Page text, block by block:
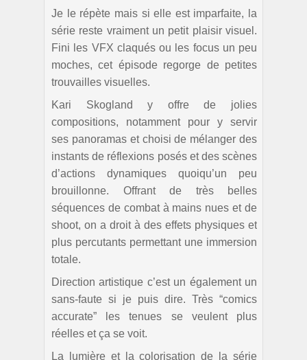
Je le répète mais si elle est imparfaite, la
série reste vraiment un petit plaisir visuel.
Fini les VFX claqués ou les focus un peu
moches, cet épisode regorge de petites
trouvailles visuelles.
Kari Skogland y offre de jolies
compositions, notamment pour y servir
ses panoramas et choisi de mélanger des
instants de réflexions posés et des scènes
d’actions dynamiques quoiqu’un peu
brouillonne. Offrant de très belles
séquences de combat à mains nues et de
shoot, on a droit à des effets physiques et
plus percutants permettant une immersion
totale.
Direction artistique c’est un également un
sans-faute si je puis dire. Très “comics
accurate” les tenues se veulent plus
réelles et ça se voit.
La lumière et la colorisation de la série